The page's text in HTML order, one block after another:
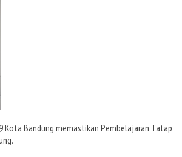
Kota Bandung memastikan Pembelajaran Tatap